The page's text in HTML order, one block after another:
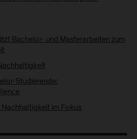
Bachelor- und Masterarbeiten zum
Studierende:
im Fokus